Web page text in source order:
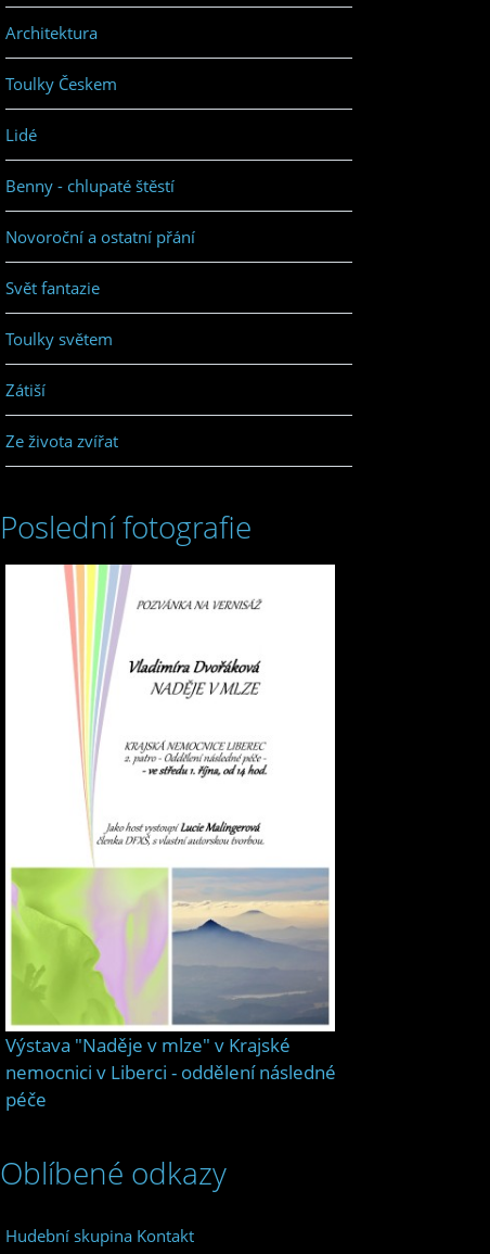
Architektura
Toulky Českem
Lidé
Benny - chlupaté štěstí
Novoroční a ostatní přání
Svět fantazie
Toulky světem
Zátiší
Ze života zvířat
Poslední fotografie
Výstava "Naděje v mlze" v Krajské
nemocnici v Liberci - oddělení následné
péče
Oblíbené odkazy
Hudební skupina Kontakt